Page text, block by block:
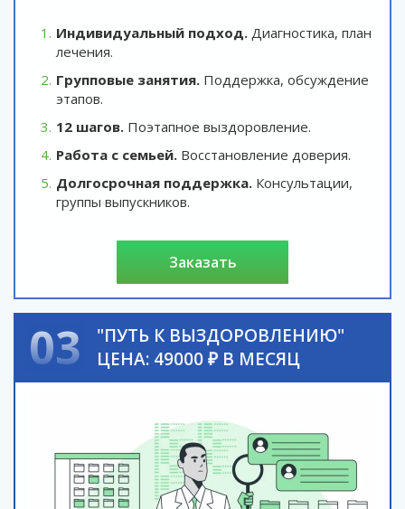
Индивидуальный подход. Диагностика, план
лечения.
Групповые занятия. Поддержка, обсуждение
этапов.
12 шагов. Поэтапное выздоровление.
Работа с семьей. Восстановление доверия.
Долгосрочная поддержка. Консультации,
группы выпускников.
заказать
03
"ПУТЬ К ВЫЗДОРОВЛЕНИЮ"
ЦЕНА: 49000 ₽ В МЕСЯЦ